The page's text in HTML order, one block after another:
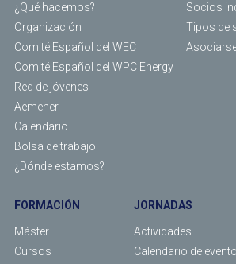
¿Qué hacemos?
Organización
Comité Español del WEC
Comité Español del WPC Energy
Red de jóvenes
Aemener
Calendario
Bolsa de trabajo
¿Dónde estamos?
Socios
Tipos de
FORMACIÓN
Máster
Cursos
JORNADAS
Actividades
Calendario de